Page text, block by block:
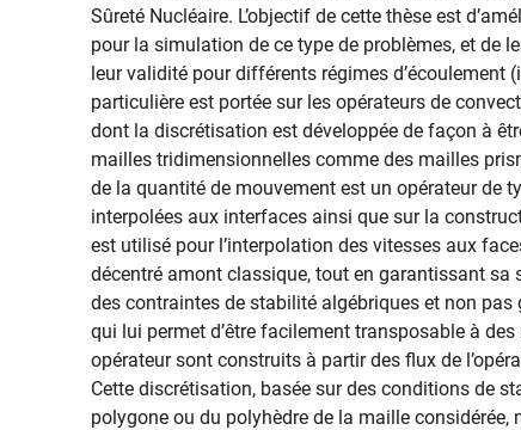
Sûreté Nucléaire. L’objectif de cette thèse est
pour la simulation de ce type de problèmes, et de
leur validité pour différents régimes
particulière est portée sur les opérateurs de
dont la discrétisation est développée de façon à
mailles tridimensionnelles comme des mailles
de la quantité de mouvement est un opérateur de
interpolées aux interfaces ainsi que sur la
est utilisé pour l’interpolation des vitesses aux
décentré amont classique, tout en garantissant
des contraintes de stabilité algébriques et non
qui lui permet d’être facilement transposable à
opérateur sont construits à partir des flux de
Cette discrétisation, basée sur des conditions de
polygone ou du polyhèdre de la maille